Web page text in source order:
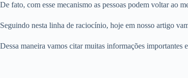
De fato, com esse mecanismo as pessoas podem voltar ao
Seguindo nesta linha de raciocínio, hoje em nosso artigo
Dessa maneira vamos citar muitas informações importantes